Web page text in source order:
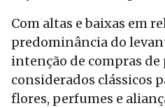
Com altas e baixas em
predominância do
intenção de compras de
considerados clássicos
flores, perfumes e